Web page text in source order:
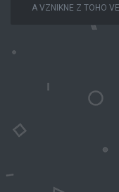
A VZNIKNE Z TOHO